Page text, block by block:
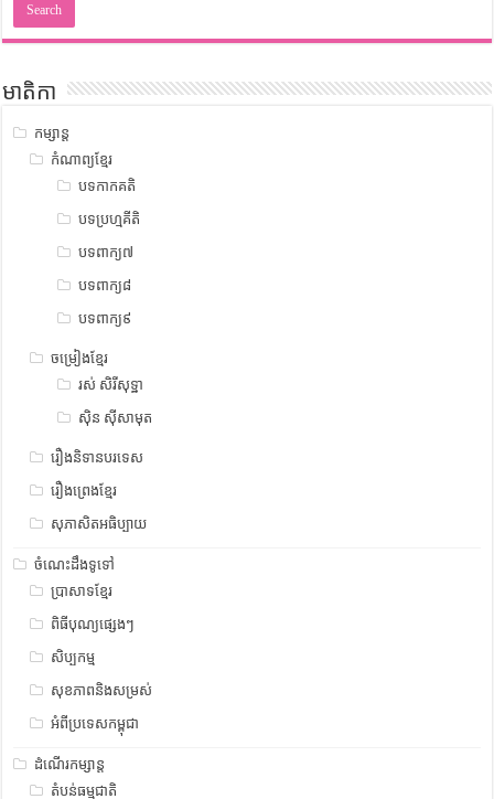
មាតិកា
កម្សាន្ត
កំណាព្យខ្មែរ
បទកាកគតិ
បទប្រហ្មគីតិ
បទពាក្យ៧
បទពាក្យ៨
បទពាក្យ៩
ចម្រៀងខ្មែរ
រស់ សិរីសុទ្ឋា
ស៊ិន ស៊ីសាមុត
រឿងនិទានបរទេស
រឿងព្រេងខ្មែរ
សុភាសិតអធិប្បាយ
ចំណេះដឹងទូទៅ
ប្រាសាទខ្មែរ
ពិធីបុណ្យផ្សេងៗ
សិប្បកម្ម
សុខភាពនិងសម្រស់
អំពីប្រទេសកម្ពុជា
ដំណើរកម្សាន្ត
តំបន់ធម្មជាតិ